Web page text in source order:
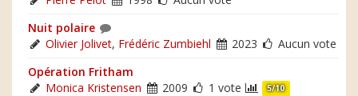
Nuit polaire
Olivier Jolivet, Frédéric Zumbiehl 2023
Aucun vote
Opération Fritham
Monica Kristensen
2009 1 vote 5/10